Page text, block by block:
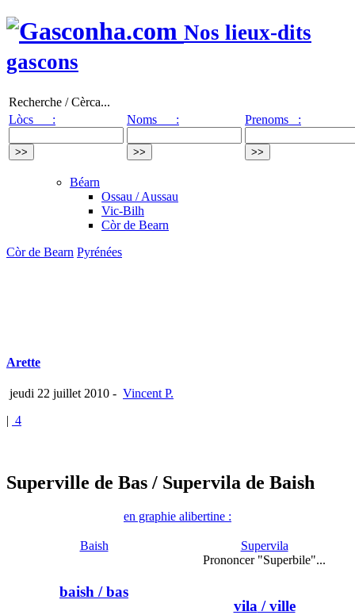
Nos lieux-dits
gascons
Recherche / Cèrca...
Lòcs :
Noms : Prenoms :
Béarn
Ossau / Aussau
Vic-Bilh
Còr de Bearn
Còr de Bearn Pyrénées
Arette
jeudi 22 juillet 2010 - Vincent P.
| 4
Superville de Bas / Supervila de Baish
en graphie alibertine :
Baish
baish / bas
Supervila
Prononcer "Superbile"...
vila / ville